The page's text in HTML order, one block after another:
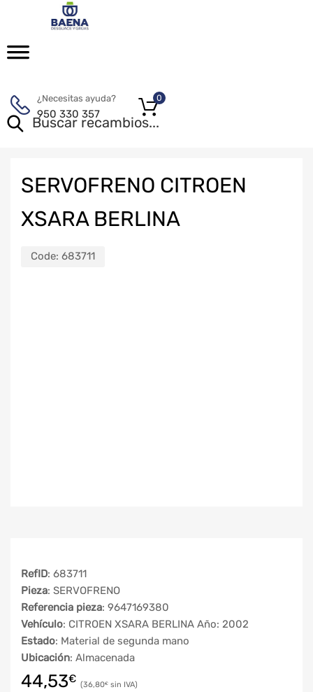
¿Necesitas ayuda?
950 330 357
0
SERVOFRENO CITROEN
XSARA BERLINA
Code: 683711
RefID: 683711
Pieza: SERVOFRENO
Referencia pieza: 9647169380
Vehículo: CITROEN XSARA BERLINA Año: 2002
Estado: Material de segunda mano
Ubicación: Almacenada
44,53€ 36,80€